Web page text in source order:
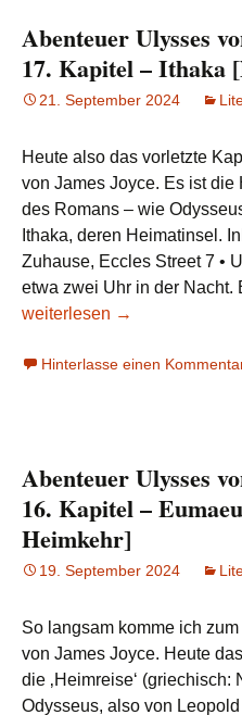
Abenteuer Ulysses
17. Kapitel – Ithaka
21. September 2024
Heute also das vorletzte
von James Joyce. Es ist
des Romans – wie
Ithaka, deren Heimatinsel.
Zuhause, Eccles Street 7 •
etwa zwei Uhr in der
weiterlesen →
Hinterlasse einen
Abenteuer Ulysses
16. Kapitel –
Heimkehr]
19. September 2024
So langsam komme ich
von James Joyce. Heute
die ‚Heimreise‘ (griechisch:
Odysseus, also von